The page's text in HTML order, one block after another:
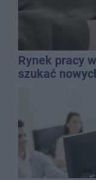
Rynek pracy
szukać